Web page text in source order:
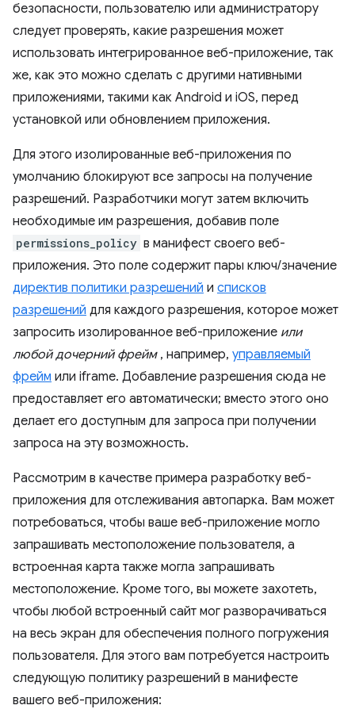
безопасности, пользователю или администратору
следует проверять, какие разрешения может
использовать интегрированное веб-приложение, так
же, как это можно сделать с другими нативными
приложениями, такими как Android и iOS, перед
установкой или обновлением приложения.
Для этого изолированные веб-приложения по
умолчанию блокируют все запросы на получение
разрешений. Разработчики могут затем включить
необходимые им разрешения, добавив поле
permissions_policy в манифест своего веб-
приложения. Это поле содержит пары ключ/значение
директив политики разрешений и списков
разрешений для каждого разрешения, которое может
запросить изолированное веб-приложение или
любой дочерний фрейм, например, управляемый
фрейм или iframe. Добавление разрешения сюда не
предоставляет его автоматически; вместо этого оно
делает его доступным для запроса при получении
запроса на эту возможность.
Рассмотрим в качестве примера разработку веб-
приложения для отслеживания автопарка. Вам может
потребоваться, чтобы ваше веб-приложение могло
запрашивать местоположение пользователя, а
встроенная карта также могла запрашивать
местоположение. Кроме того, вы можете захотеть,
чтобы любой встроенный сайт мог разворачиваться
на весь экран для обеспечения полного погружения
пользователя. Для этого вам потребуется настроить
следующую политику разрешений в манифесте
вашего веб-приложения: